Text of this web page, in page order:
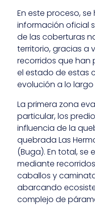
En este proceso,
información oficial
de las coberturas
territorio, gracias a
recorridos que han
el estado de estas
evolución a lo
La primera zona
particular, los
influencia de la
quebrada Las
(Buga). En total, se
mediante
caballos y
abarcando
complejo de